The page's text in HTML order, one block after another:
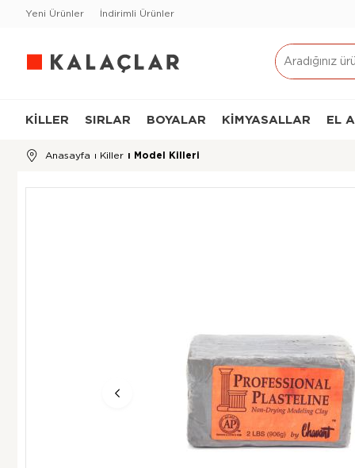
Yeni Ürünler İndirimli Ürünler
KILLER SIRLAR BOYALAR KIMYASALLAR EL
Anasayfa › Killer › Model Killeri